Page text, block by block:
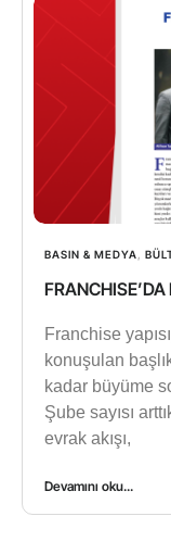
BASIN & MEDYA,
Franchise
konuşulan
kadar büyüme
Şube sayısı
evrak akışı,
Devamını oku...